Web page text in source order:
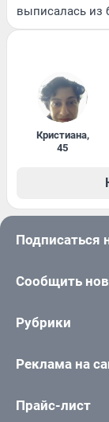
выписалась из
Кристиана,
45
Подписаться
Сообщить
Рубрики
Реклама на
Прайс-лист